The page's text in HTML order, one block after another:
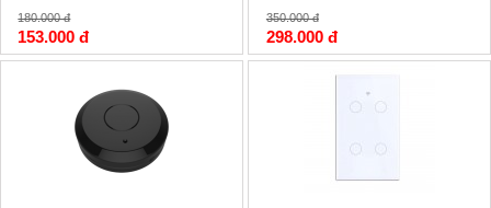
180.000 đ
153.000 đ
350.000 đ
298.000 đ